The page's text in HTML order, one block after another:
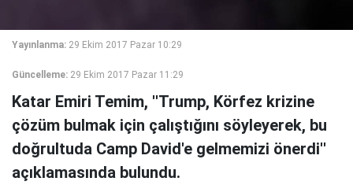
Yayınlanma: 29 Ekim 2017 Pazar 10:29
Güncelleme: 29 Ekim 2017 Pazar 11:29
Katar Emiri Temim, ''Trump, Körfez krizine
çözüm bulmak için çalıştığını söyleyerek, bu
doğrultuda Camp David'e gelmemizi önerdi''
açıklamasında bulundu.